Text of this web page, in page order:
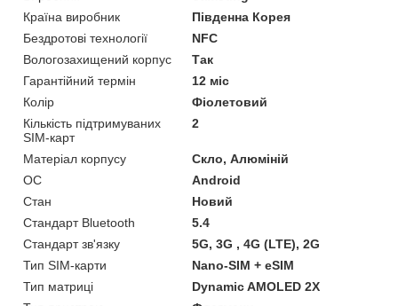
Країна виробник
Південна Корея
Бездротові технології
NFC
Вологозахищений корпус
Так
Гарантійний термін
12 міс
Колір
Фіолетовий
Кількість підтримуваних
SIM-карт
2
Матеріал корпусу
Скло, Алюміній
ОС
Android
Стан
Новий
Стандарт Bluetooth
5.4
Стандарт зв'язку
5G, 3G , 4G (LTE), 2G
Тип SIM-карти
Nano-SIM + eSIM
Тип матриці
Dynamic AMOLED 2X